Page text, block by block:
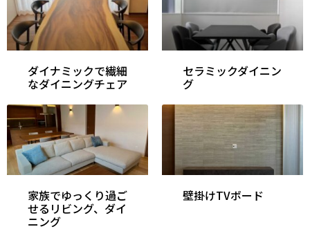
ダイナミックで繊細
なダイニングチェア
セラミックダイニン
グ
家族でゆっくり過ご
せるリビング、ダイ
ニング
壁掛けTVボード